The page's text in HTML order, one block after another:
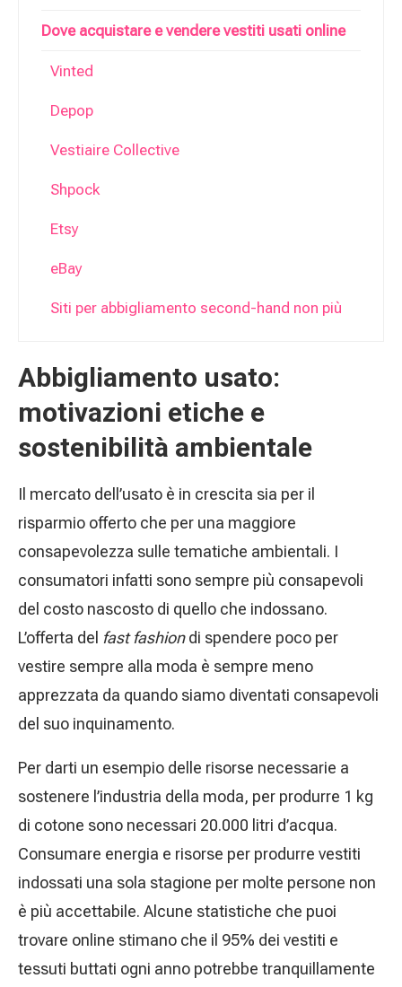
Dove acquistare e vendere vestiti usati online
Vinted
Depop
Vestiaire Collective
Shpock
Etsy
eBay
Siti per abbigliamento second-hand non più
Curiosità sul mercato del vintage
Abbigliamento usato:
motivazioni etiche e
sostenibilità ambientale
Il mercato dell’usato è in crescita sia per il
risparmio offerto che per una maggiore
consapevolezza sulle tematiche ambientali. I
consumatori infatti sono sempre più consapevoli
del costo nascosto di quello che indossano.
L’offerta del fast fashiondi spendere poco per
vestire sempre alla moda è sempre meno
apprezzata da quando siamo diventati consapevoli
del suo inquinamento.
Per darti un esempio delle risorse necessarie a
sostenere l’industria della moda, per produrre 1 kg
di cotone sono necessari 20.000 litri d’acqua.
Consumare energia e risorse per produrre vestiti
indossati una sola stagione per molte persone non
è più accettabile. Alcune statistiche che puoi
trovare online stimano che il 95% dei vestiti e
tessuti buttati ogni anno potrebbe tranquillamente